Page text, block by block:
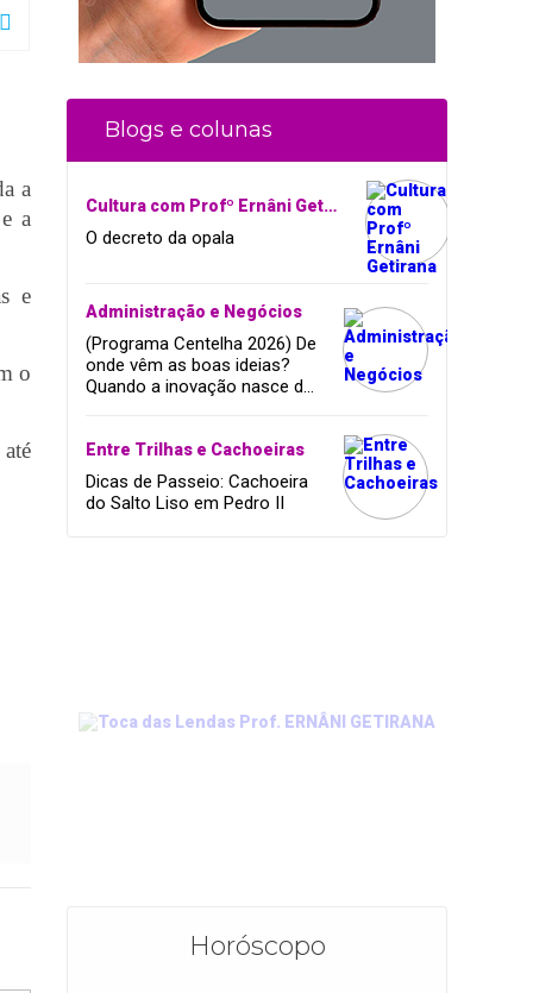
a
a
e
o
Blogs e colunas
Cultura com Profº Ernâni Getirana
O decreto da opala
Administração e Negócios
(Programa Centelha 2026) De
onde vêm as boas ideias?
Quando a inovação nasce da
Entre Trilhas e Cachoeiras
Dicas de Passeio: Cachoeira
do Salto Liso em Pedro II
Horóscopo